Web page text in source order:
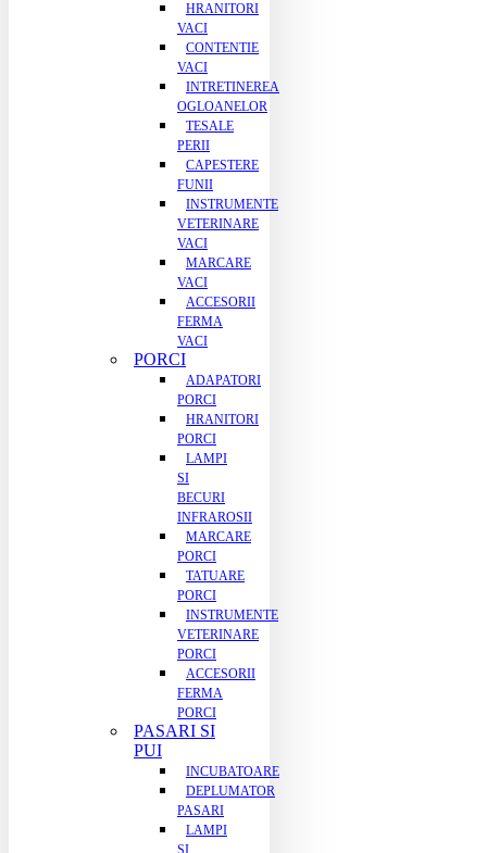
HRANITORI
VACI
CONTENTIE
VACI
INTRETINEREA
OGLOANELOR
TESALE
PERII
CAPESTERE
FUNII
INSTRUMENTE
VETERINARE
VACI
MARCARE
VACI
ACCESORII
FERMA
VACI
PORCI
ADAPATORI
PORCI
HRANITORI
PORCI
LAMPI
SI
BECURI
INFRAROSII
MARCARE
PORCI
TATUARE
PORCI
INSTRUMENTE
VETERINARE
PORCI
ACCESORII
FERMA
PORCI
PASARI SI
PUI
INCUBATOARE
DEPLUMATOR
PASARI
LAMPI
SI